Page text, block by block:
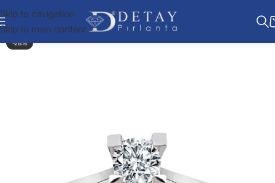
Skip to navigation
Skip to main content
-28%